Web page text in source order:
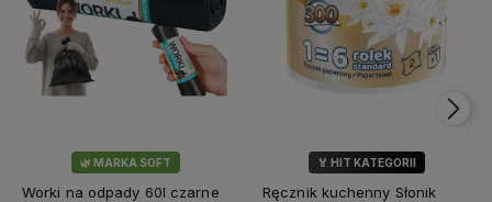
🌿 MARKA SOFT
Worki na odpady 60l czarne
🏅 HIT KATEGORII
💎 WYBÓR KLIENTÓW
Ręcznik kuchenny Słonik